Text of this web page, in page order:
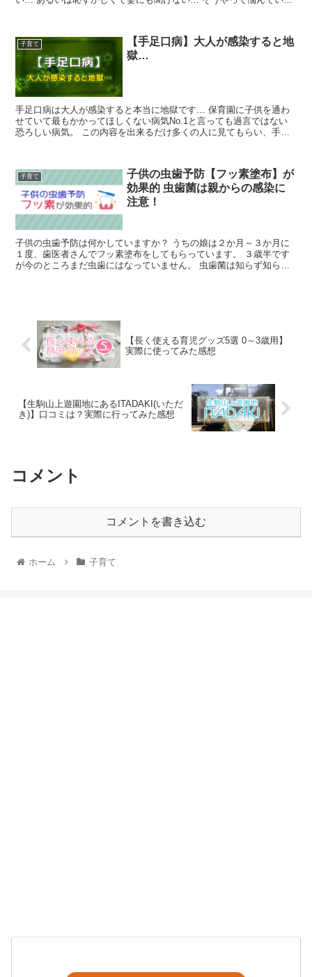
子育て
【手足口病】大人が感染すると地
獄…
手足口病は大人が感染すると本当に地獄です… 保育園に子供を通わ
せていて最もかかってほしくない病気No.1と言っても過言ではない
恐ろしい病気。 この内容を出来るだけ多くの人に見てもらい、手足
子育て
子供の虫歯予防【フッ素塗布】が
効果的 虫歯菌は親からの感染に
注意！
子供の虫歯予防は何かしていますか？ うちの娘は２か月～３か月に
１度、歯医者さんでフッ素塗布をしてもらっています。 ３歳半です
が今のところまだ虫歯にはなっていません。 虫歯菌は知らず知らず
【長く使える育児グッズ5選 0～3歳用】
実際に使ってみた感想
【生駒山上遊園地にあるITADAKI(いただ
き)】口コミは？実際に行ってみた感想
コメント
コメントを書き込む
ホーム 子育て